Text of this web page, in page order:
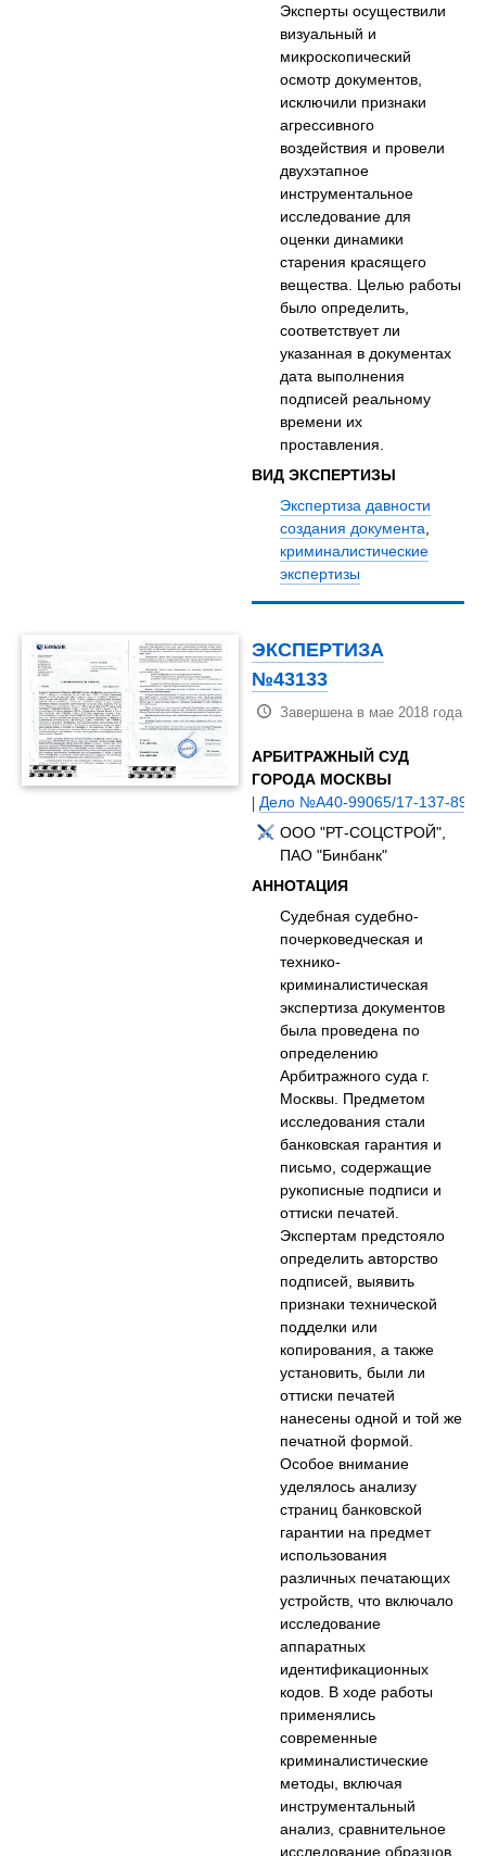
Эксперты осуществили
визуальный и
микроскопический
осмотр документов,
исключили признаки
агрессивного
воздействия и провели
двухэтапное
инструментальное
исследование для
оценки динамики
старения красящего
вещества. Целью работы
было определить,
соответствует ли
указанная в документах
дата выполнения
подписей реальному
времени их
проставления.
ВИД ЭКСПЕРТИЗЫ
Экспертиза давности
создания документа,
криминалистические
экспертизы
ЭКСПЕРТИЗА
№43133
Завершена в мае 2018 года
АРБИТРАЖНЫЙ СУД
ГОРОДА МОСКВЫ
|Дело №А40-99065/17-137-898
ООО "РТ-СОЦСТРОЙ",
ПАО "Бинбанк"
АННОТАЦИЯ
Судебная судебно-
почерковедческая и
технико-
криминалистическая
экспертиза документов
была проведена по
определению
Арбитражного суда г.
Москвы. Предметом
исследования стали
банковская гарантия и
письмо, содержащие
рукописные подписи и
оттиски печатей.
Экспертам предстояло
определить авторство
подписей, выявить
признаки технической
подделки или
копирования, а также
установить, были ли
оттиски печатей
нанесены одной и той же
печатной формой.
Особое внимание
уделялось анализу
страниц банковской
гарантии на предмет
использования
различных печатающих
устройств, что включало
исследование
аппаратных
идентификационных
кодов. В ходе работы
применялись
современные
криминалистические
методы, включая
инструментальный
анализ, сравнительное
исследование образцов